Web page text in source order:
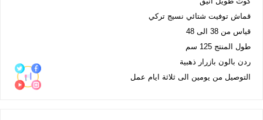
قماش توفيت شتائي نسيج تركي
قياس من 38 الى 48
طول المنتج 125 سم
ردن بالون بازرار ذهبية
التوصيل من يومين الى ثلاثة ايام عمل